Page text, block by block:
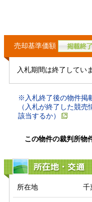
売却基準価額
入札期間は終了してい
※入札終了後の物件掲
（入札が終了した競
該当するか）
この物件の裁判所物
所在地・交通
所在地 千